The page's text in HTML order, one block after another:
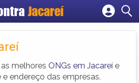
Jacareí
Cadastrar empresa
Criar conta
melhores ONGs em Jacareí e
endereço das empresas.